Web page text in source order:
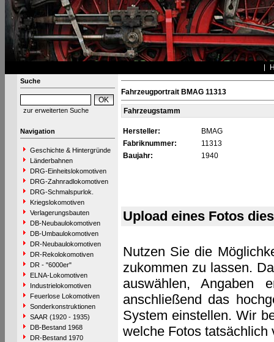
Suche
zur erweiterten Suche
Navigation
Geschichte & Hintergründe
Länderbahnen
DRG-Einheitslokomotiven
DRG-Zahnradlokomotiven
DRG-Schmalspurlok.
Kriegslokomotiven
Verlagerungsbauten
DB-Neubaulokomotiven
DB-Umbaulokomotiven
DR-Neubaulokomotiven
DR-Rekolokomotiven
DR - "6000er"
ELNA-Lokomotiven
Industrielokomotiven
Feuerlose Lokomotiven
Sonderkonstruktionen
SAAR (1920 - 1935)
DB-Bestand 1968
DR-Bestand 1970
Fahrzeugportrait BMAG 11313
Fahrzeugstamm
Hersteller:
BMAG
Fabriknummer:
11313
Baujahr:
1940
Upload eines Fotos
Nutzen Sie die
zukommen zu lassen.
auswählen, Angaben
anschließend das
System einstellen. Wir
welche Fotos tatsächlich